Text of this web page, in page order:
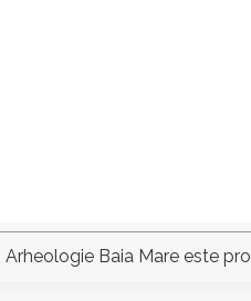
Arheologie Baia Mare este